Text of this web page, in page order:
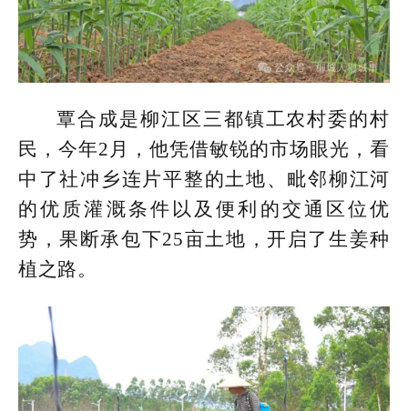
覃合成是柳江区三都镇工农村委的村
民，今年2月，他凭借敏锐的市场眼光，看
中了社冲乡连片平整的土地、毗邻柳江河
的优质灌溉条件以及便利的交通区位优
势，果断承包下25亩土地，开启了生姜种
植之路。